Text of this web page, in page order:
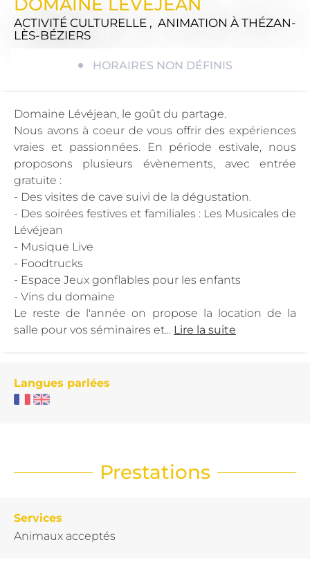
ACTIVITÉ CULTURELLE , ANIMATION À THÉZAN-
LÈS-BÉZIERS
HORAIRES NON DÉFINIS
Domaine Lévéjean, le goût du partage.
Nous avons à coeur de vous offrir des expériences
vraies et passionnées. En période estivale, nous
proposons plusieurs évènements, avec entrée
gratuite :
- Des visites de cave suivi de la dégustation.
- Des soirées festives et familiales : Les Musicales de
Lévéjean
- Musique Live
- Foodtrucks
- Espace Jeux gonflables pour les enfants
- Vins du domaine
Le reste de l'année on propose la location de la
salle pour vos séminaires et... Lire la suite
Langues parlées
Prestations
Services
Animaux acceptés